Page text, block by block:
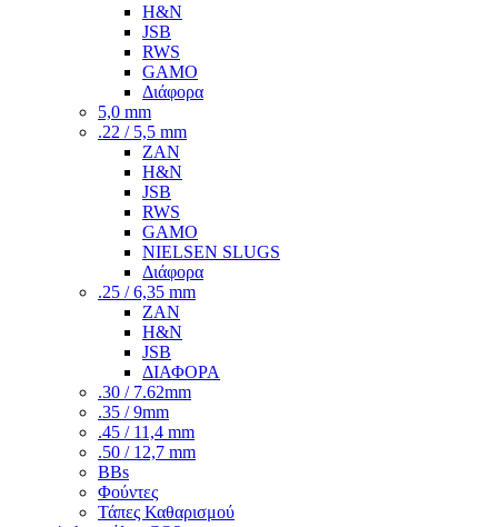
H&N
JSB
RWS
GAMO
Διάφορα
5,0 mm
.22 / 5,5 mm
ZAN
H&N
JSB
RWS
GAMO
NIELSEN SLUGS
Διάφορα
.25 / 6,35 mm
ZAN
H&N
JSB
ΔΙΑΦΟΡΑ
.30 / 7.62mm
.35 / 9mm
.45 / 11,4 mm
.50 / 12,7 mm
BBs
Φούντες
Τάπες Καθαρισμού